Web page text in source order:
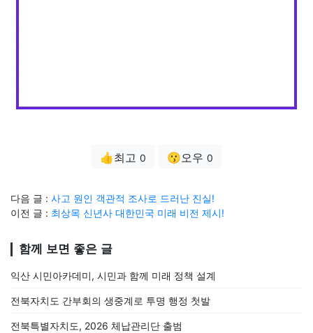
👍최고 0 😗오우 0
다음 글 : 사고 원인 객관적 조사로 드러난 진실!
이전 글 : 최상목 신년사 대한민국 미래 비전 제시!
함께 보면 좋은 글
익산 시민아카데미, 시민과 함께 미래 정책 설계
전북자치도 간부회의 생중계로 투명 행정 첫발
전북특별자치도, 2026 체납관리단 출범